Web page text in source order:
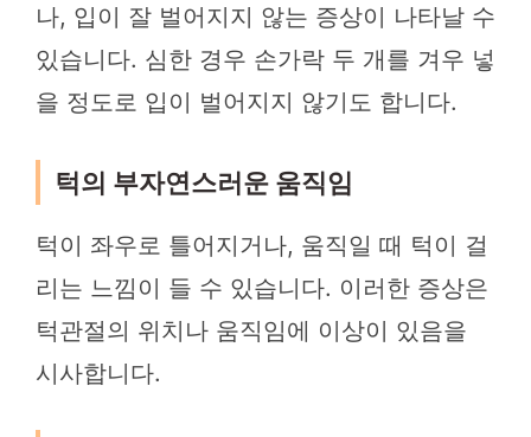
나, 입이 잘 벌어지지 않는 증상이 나타날 수
있습니다. 심한 경우 손가락 두 개를 겨우 넣
을 정도로 입이 벌어지지 않기도 합니다.
턱의 부자연스러운 움직임
턱이 좌우로 틀어지거나, 움직일 때 턱이 걸
리는 느낌이 들 수 있습니다. 이러한 증상은
턱관절의 위치나 움직임에 이상이 있음을
시사합니다.